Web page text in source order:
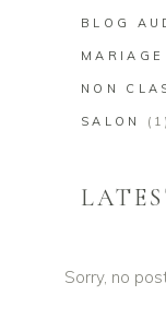
BLOG
MARIAGE
NON
SALON (1)
Sorry, no